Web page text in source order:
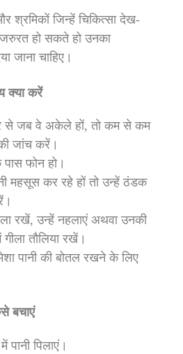
श्रमिकों जिन्हें चिकित्सा देख-
हो सकते हो उनका
जाना चाहिए।
क्या करें
से जब वे अकेले हों, तो कम से कम
जांच करें।
फोन हो।
महसूस कर रहे हों तो उन्हें ठंडक
रखें, उन्हें नहलाएं अथवा उनकी
तौलिया रखें।
पानी की बोतल रखने के लिए
बचाएं
पानी पिलाएं।